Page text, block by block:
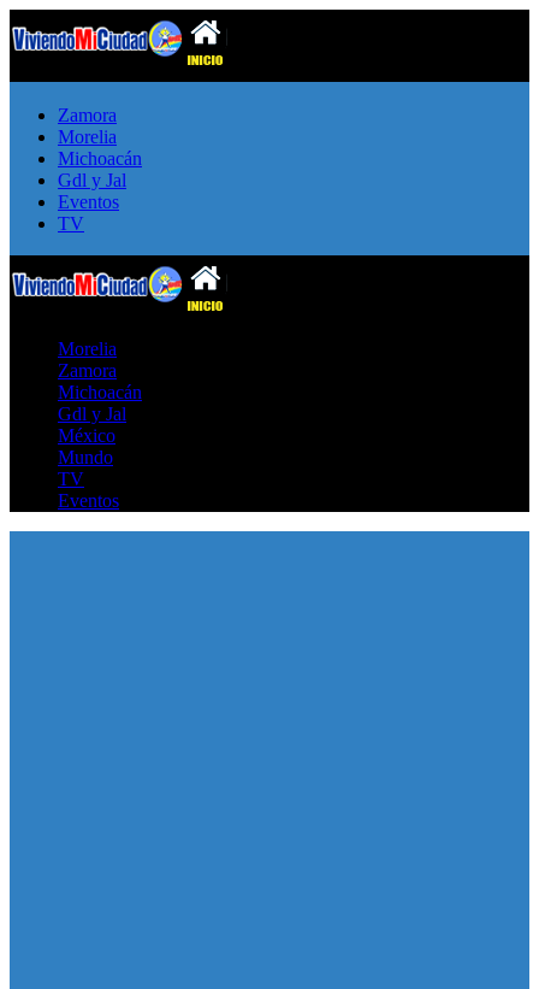
Zamora
Morelia
Michoacán
Gdl y Jal
Eventos
TV
Morelia
Zamora
Michoacán
Gdl y Jal
México
Mundo
TV
Eventos